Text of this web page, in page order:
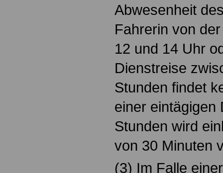
Abwesenheit
Fahrerin von
12 und 14 Uhr
Dienstreise
Stunden findet
einer eintägigen
Stunden wird
von 30 Minuten
(3) Im Falle